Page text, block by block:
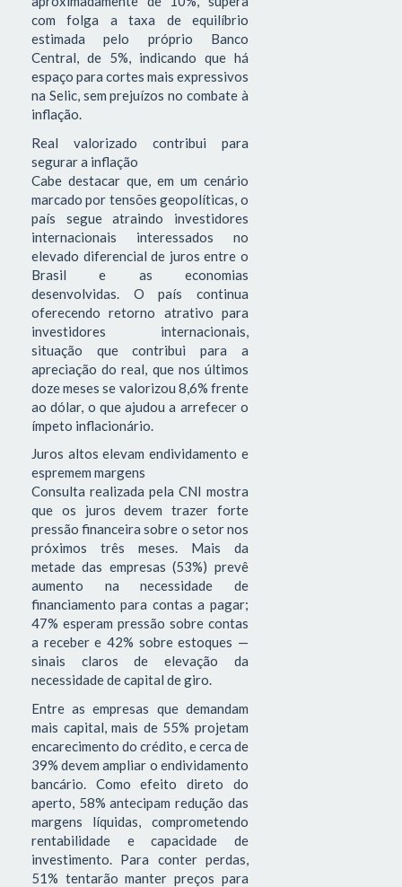
com folga a taxa de equilíbrio
estimada pelo próprio Banco
Central, de 5%, indicando que há
espaço para cortes mais expressivos
na Selic, sem prejuízos no combate à
inflação.
Real valorizado contribui para
segurar a inflação
Cabe destacar que, em um cenário
marcado por tensões geopolíticas, o
país segue atraindo investidores
internacionais interessados no
elevado diferencial de juros entre o
Brasil e as economias
desenvolvidas. O país continua
oferecendo retorno atrativo para
investidores internacionais,
situação que contribui para a
apreciação do real, que nos últimos
doze meses se valorizou 8,6% frente
ao dólar, o que ajudou a arrefecer o
ímpeto inflacionário.
Juros altos elevam endividamento e
espremem margens
Consulta realizada pela CNI mostra
que os juros devem trazer forte
pressão financeira sobre o setor nos
próximos três meses. Mais da
metade das empresas (53%) prevê
aumento na necessidade de
financiamento para contas a pagar;
47% esperam pressão sobre contas
a receber e 42% sobre estoques —
sinais claros de elevação da
necessidade de capital de giro.
Entre as empresas que demandam
mais capital, mais de 55% projetam
encarecimento do crédito, e cerca de
39% devem ampliar o endividamento
bancário. Como efeito direto do
aperto, 58% antecipam redução das
margens líquidas, comprometendo
rentabilidade e capacidade de
investimento. Para conter perdas,
51% tentarão manter preços para